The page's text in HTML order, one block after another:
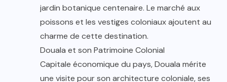
jardin botanique centenaire. Le marché aux
poissons et les vestiges coloniaux ajoutent au
charme de cette destination.
Douala et son Patrimoine Colonial
Capitale économique du pays, Douala mérite
une visite pour son architecture coloniale, ses